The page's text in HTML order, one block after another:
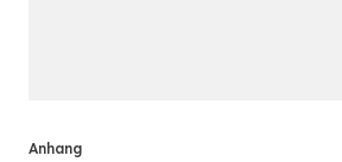
Anhang